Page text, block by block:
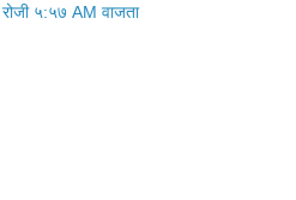
५:५७ AM वाजता